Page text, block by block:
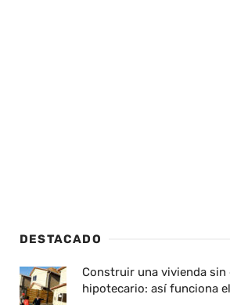
DESTACADO
Construir una vivienda sin
hipotecario: así funciona